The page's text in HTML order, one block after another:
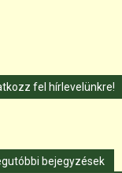
fel hírlevelünkre!
bejegyzések